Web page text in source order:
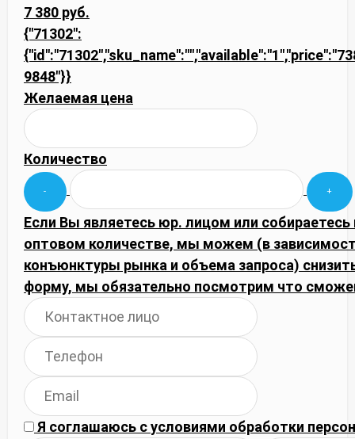
7 380 руб.
{"71302":
9848"}}
Желаемая цена
Количество
Если Вы являетесь юр. лицом или собираетесь
оптовом количестве, мы можем (в
конъюнктуры рынка и объема запроса)
форму, мы обязательно посмотрим что
Я соглашаюсь сусловиями обработки